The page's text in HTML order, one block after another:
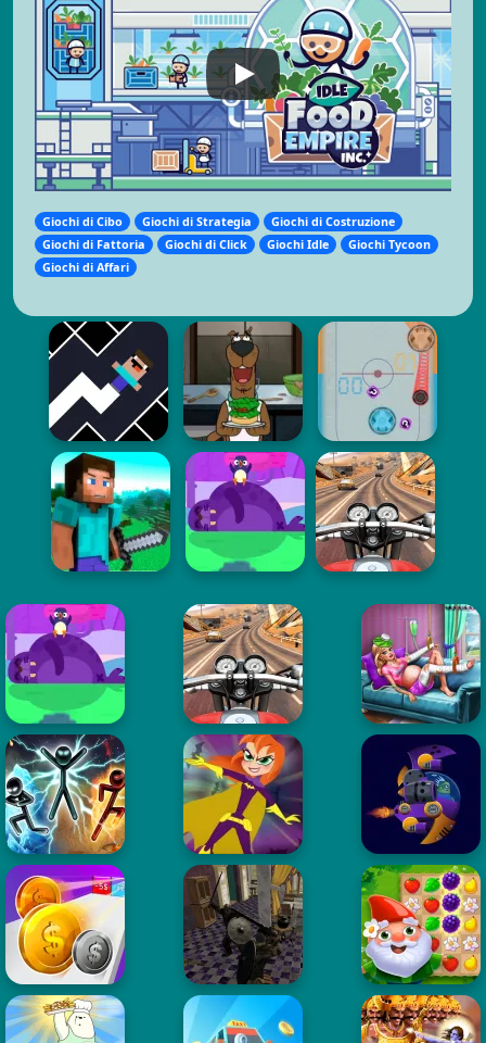
Giochi di Cibo Giochi di Strategia
Giochi di Costruzione
Giochi di Fattoria
Giochi di Click Giochi Idle
Giochi Tycoon
Giochi di Affari